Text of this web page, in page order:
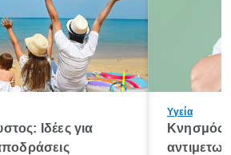
Ιδέες για
Υγεία
Κνησμός: